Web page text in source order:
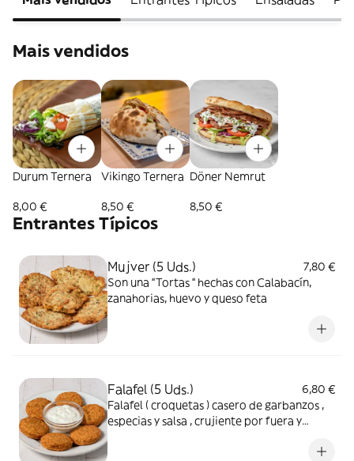
Mais vendidos
Durum Ternera
8,00 €
Vikingo Ternera
8,50 €
Döner Nemrut
8,50 €
Entrantes Típicos
Mujver (5 Uds.)
7,80 €
Son una “Tortas “ hechas con Calabacín,
zanahorias, huevo y queso feta
Falafel (5 Uds.)
6,80 €
Falafel ( croquetas ) casero de garbanzos ,
especias y salsa , crujiente por fuera y